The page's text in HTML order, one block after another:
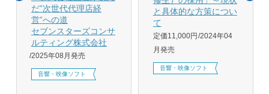
だ”次世代代理店経
営”への道
セブンスターズコンサ
ルティング株式会社
2025年08月発売
音響・映像ソフト
と具体的な方策につい
て
定価11,000円 2024年04
月発売
音響・映像ソフト